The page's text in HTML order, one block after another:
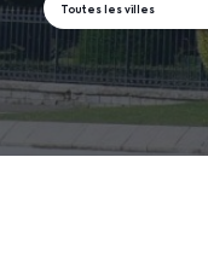
Toutes les villes